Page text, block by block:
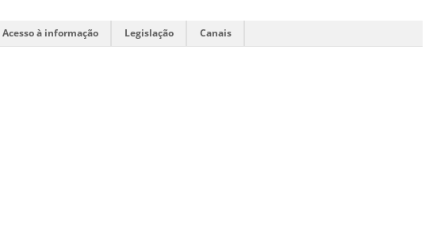
Acesso à informação Legislação Canais